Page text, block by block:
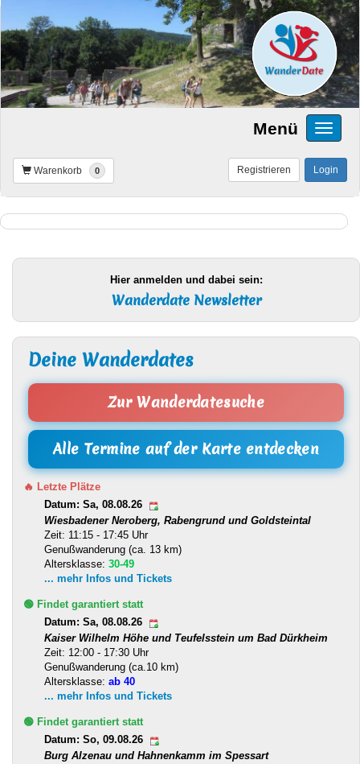
Menü
Warenkorb 0 Login
Registrieren
Hier anmelden und dabei sein:
Wanderdate Newsletter
Deine Wanderdates
Zur Wanderdatesuche
Alle Termine auf der Karte entdecken
🔥 Letzte Plätze
Datum: Sa, 08.08.26
Wiesbadener Neroberg, Rabengrund und Goldsteintal
Zeit: 11:15 - 17:45 Uhr
Genußwanderung (ca. 13 km)
Altersklasse: 30-49
... mehr Infos und Tickets
🟢 Findet garantiert statt
Datum: Sa, 08.08.26
Kaiser Wilhelm Höhe und Teufelsstein um Bad Dürkheim
Zeit: 12:00 - 17:30 Uhr
Genußwanderung (ca.10 km)
Altersklasse: ab 40
... mehr Infos und Tickets
🟢 Findet garantiert statt
Datum: So, 09.08.26
Burg Alzenau und Hahnenkamm im Spessart